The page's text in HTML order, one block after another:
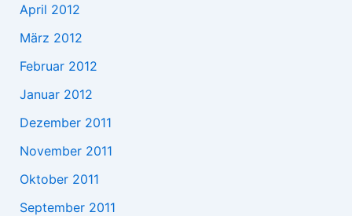
April 2012
März 2012
Februar 2012
Januar 2012
Dezember 2011
November 2011
Oktober 2011
September 2011